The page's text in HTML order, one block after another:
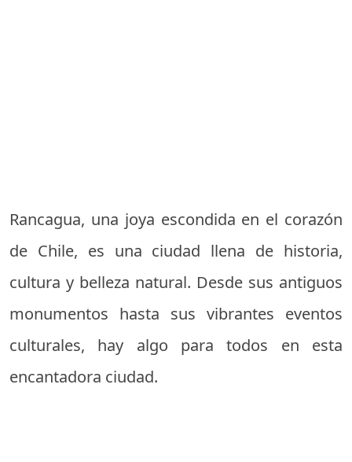
Rancagua, una joya escondida en el corazón
de Chile, es una ciudad llena de historia,
cultura y belleza natural. Desde sus antiguos
monumentos hasta sus vibrantes eventos
culturales, hay algo para todos en esta
encantadora ciudad.